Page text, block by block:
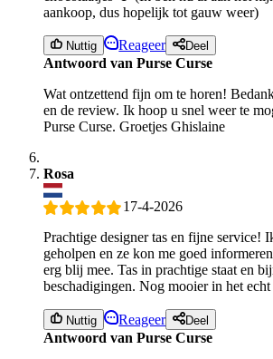
aankoop, dus hopelijk tot gauw weer)
Nuttig Reageer Deel
Antwoord van Purse Curse
Wat ontzettend fijn om te horen!
en de review. Ik hoop u snel weer te
Purse Curse. Groetjes Ghislaine
Rosa
17-4-2026
Prachtige designer tas en fijne service!
geholpen en ze kon me goed
erg blij mee. Tas in prachtige staat en
beschadigingen. Nog mooier in het
Nuttig Reageer Deel
Antwoord van Purse Curse